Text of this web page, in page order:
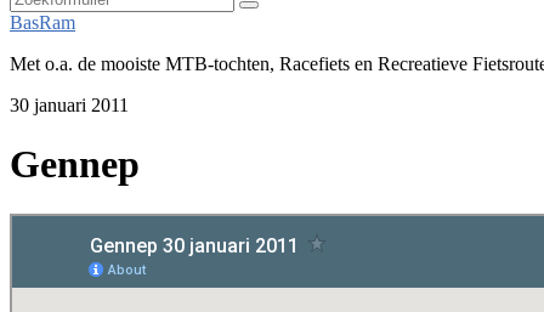
Zoeken
BasRam
Met o.a. de mooiste MTB-tochten, Racefiets en Recreatieve
30 januari 2011
Gennep